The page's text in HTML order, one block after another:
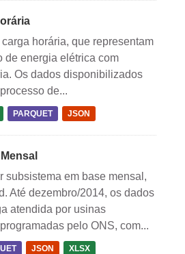
horária, que representam
de energia elétrica com
Os dados disponibilizados
de...
PARQUET JSON
subsistema em base mensal,
Até dezembro/2014, os dados
atendida por usinas
pelo ONS, com...
JSON XLSX